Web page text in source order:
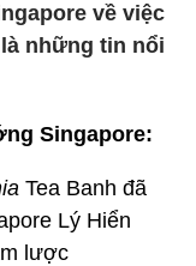
về việc
những tin nổi
Singapore:
Tea Banh đã
Lý Hiển
lược